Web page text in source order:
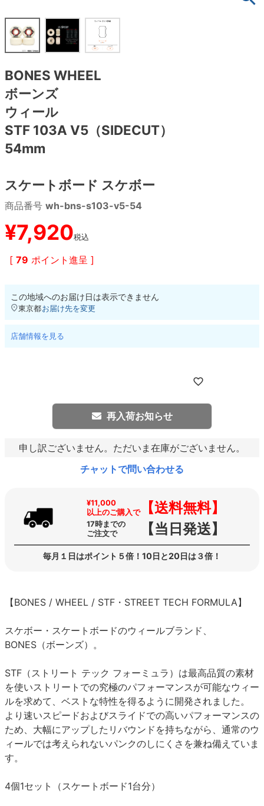
BONES WHEEL
ボーンズ
ウィール
STF 103A V5（SIDECUT）
54mm
スケートボード スケボー
商品番号 wh-bns-s103-v5-54
¥7,920税込
[ 79 ポイント進呈 ]
この地域へのお届け日は表示できません
東京都お届け先を変更
店舗情報を見る
再入荷お知らせ
申し訳ございません。ただいま在庫がございません。
チャットで問い合わせる
¥11,000
以上のご購入で【送料無料】
17時までの
ご注文で
【当日発送】
毎月１日はポイント５倍！10日と20日は３倍！
【BONES / WHEEL / STF・STREET TECH FORMULA】
スケボー・スケートボードのウィールブランド、
BONES（ボーンズ）。
STF（ストリート テック フォーミュラ）は最高品質の素材
を使いストリートでの究極のパフォーマンスが可能なウィー
ルを求めて、ベストな特性を得るように開発されました。
より速いスピードおよびスライドでの高いパフォーマンスの
ため、大幅にアップしたリバウンドを持ちながら、通常のウ
ィールでは考えられないパンクのしにくさを兼ね備えていま
す。
4個1セット（スケートボード1台分）
8.4inch
8.5inch
8.6inch
8.7inch
8.9inch
9.0inch以上
シェイプデッキ
8.5inch
8.6inch
8.7inch
8.8inch
9.0inch以上
64mm
65mm
70mm
72mm
110mm
練習用アイテム（初心者におすすめ）
スケートケース・バッグ
メディア（雑誌・DVD・CD）
27.5cm
28cm
28.5cm
29cm
30cm
キャップ
ソックス
アンダーウエア
サイズの測り方